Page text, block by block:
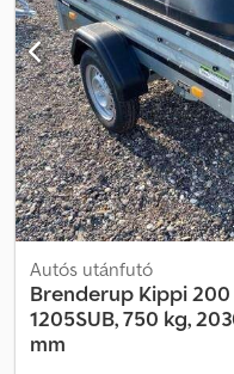
található. A jármű külső
kérjük egyeztessen velünk.
Árváltozás, elírások és
fenntartjuk.
Autós utánfutó
Brenderup Kippi
1205SUB, 750 kg,
mm